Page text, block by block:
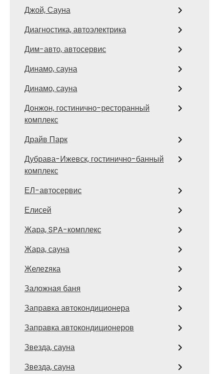
Джой, Сауна
Диагностика, автоэлектрика
Дим-авто, автосервис
Динамо, сауна
Динамо, сауна
Донжон, гостинично-ресторанный
комплекс
Драйв Парк
Дубрава-Ижевск, гостинично-банный
комплекс
ЕЛ-автосервис
Елисей
Жара, SPA-комплекс
Жара, сауна
Желеzяка
Заложная баня
Заправка автокондиционера
Заправка автокондиционеров
Звезда, сауна
Звезда, сауна